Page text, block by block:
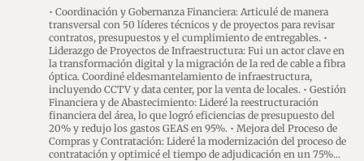
• Coordinación y Gobernanza Financiera: Articulé de manera
transversal con 50 líderes técnicos y de proyectos para revisar
contratos, presupuestos y el cumplimiento de entregables. •
Liderazgo de Proyectos de Infraestructura: Fui un actor clave en
la transformación digital y la migración de la red de cable a fibra
óptica. Coordiné eldesmantelamiento de infraestructura,
incluyendo CCTV y data center, por la venta de locales. • Gestión
Financiera y de Abastecimiento: Lideré la reestructuración
financiera del área, lo que logró eficiencias de presupuesto del
20% y redujo los gastos GEAS en 95%. • Mejora del Proceso de
Compras y Contratación: Lideré la modernización del proceso de
contratación y optimicé el tiempo de adjudicación en un 75%